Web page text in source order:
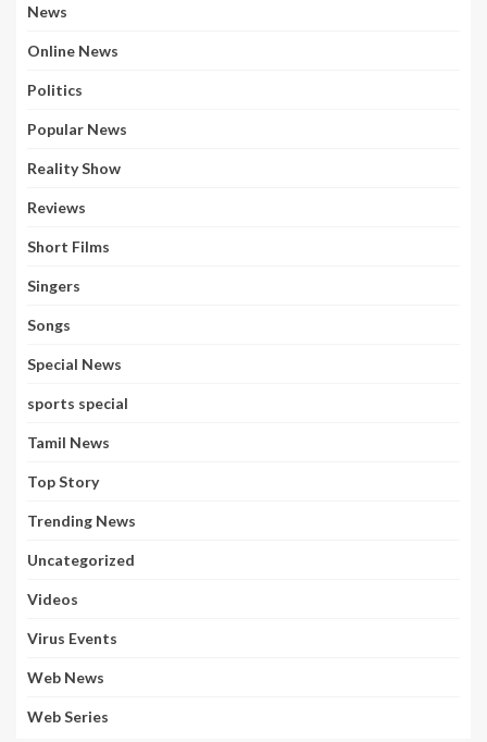
News
Online News
Politics
Popular News
Reality Show
Reviews
Short Films
Singers
Songs
Special News
sports special
Tamil News
Top Story
Trending News
Uncategorized
Videos
Virus Events
Web News
Web Series